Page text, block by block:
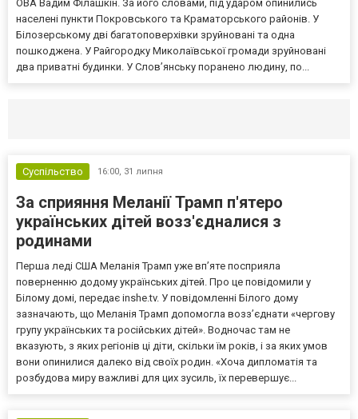
ОВА Вадим Філашкін. За його словами, під ударом опинились
населені пункти Покровського та Краматорського районів. У
Білозерському дві багатоповерхівки зруйновані та одна
пошкоджена. У Райгородку Миколаївської громади зруйновані
два приватні будинки. У Слов’янську поранено людину, по...
Суспільство 16:00, 31 липня
За сприяння Меланії Трамп п'ятеро
українських дітей возз'єдналися з
родинами
Перша леді США Меланія Трамп уже впʼяте посприяла
поверненню додому українських дітей. Про це повідомили у
Білому домі, передає inshe.tv. У повідомленні Білого дому
зазначають, що Меланія Трамп допомогла возз’єднати «чергову
групу українських та російських дітей». Водночас там не
вказують, з яких регіонів ці діти, скільки їм років, і за яких умов
вони опинилися далеко від своїх родин. «Хоча дипломатія та
розбудова миру важливі для цих зусиль, їх перевершує...